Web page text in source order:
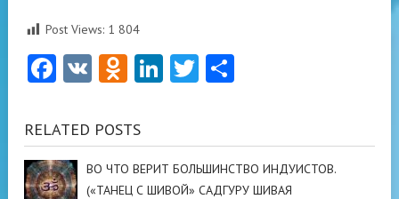
Post Views: 1 804
Facebook
VK Odnoklassniki
LinkedIn
Twitter
RELATED POSTS
ВО ЧТО ВЕРИТ БОЛЬШИНСТВО ИНДУИСТОВ.
(«ТАНЕЦ С ШИВОЙ» САДГУРУ ШИВАЯ